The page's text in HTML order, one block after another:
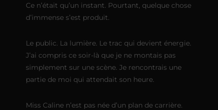
Ce n’était qu’un instant. Pourtant, quelque chose
d’immense s’est produit.
Le public. La lumière. Le trac qui devient énergie.
J’ai compris ce soir-là que je ne montais pas
simplement sur une scène. Je rencontrais une
partie de moi qui attendait son heure.
Miss Caline n’est pas née d’un plan de carrière.